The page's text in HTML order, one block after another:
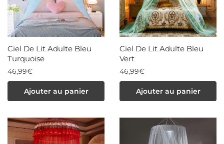
être
choisies
sur
page
être
choisies
sur
page
Ciel De Lit Adulte Bleu
Turquoise
46,99€
Ajouter au panier
Ciel De Lit Adulte Bleu
Vert
46,99€
Ajouter au panier